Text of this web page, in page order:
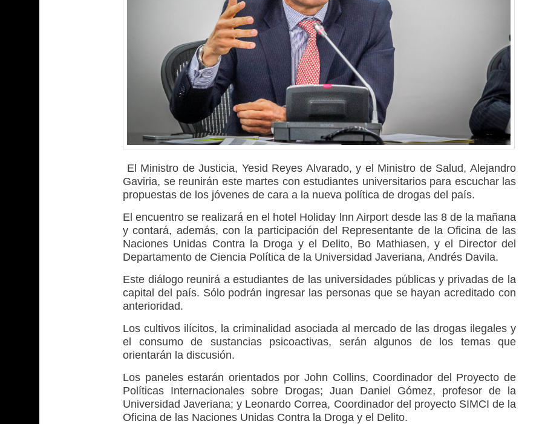
El Ministro de Justicia, Yesid Reyes Alvarado, y el Ministro de Salud, Alejandro
Gaviria, se reunirán este martes con estudiantes universitarios para escuchar las
propuestas de los jóvenes de cara a la nueva política de drogas del país.
El encuentro se realizará en el hotel Holiday lnn Airport desde las 8 de la mañana
y contará, además, con la participación del Representante de la Oficina de las
Naciones Unidas Contra la Droga y el Delito, Bo Mathiasen, y el Director del
Departamento de Ciencia Política de la Universidad Javeriana, Andrés Davila.
Este diálogo reunirá a estudiantes de las universidades públicas y privadas de la
capital del país. Sólo podrán ingresar las personas que se hayan acreditado con
anterioridad.
Los cultivos ilícitos, la criminalidad asociada al mercado de las drogas ilegales y
el consumo de sustancias psicoactivas, serán algunos de los temas que
orientarán la discusión.
Los paneles estarán orientados por John Collins, Coordinador del Proyecto de
Políticas Internacionales sobre Drogas; Juan Daniel Gómez, profesor de la
Universidad Javeriana; y Leonardo Correa, Coordinador del proyecto SIMCI de la
Oficina de las Naciones Unidas Contra la Droga y el Delito.